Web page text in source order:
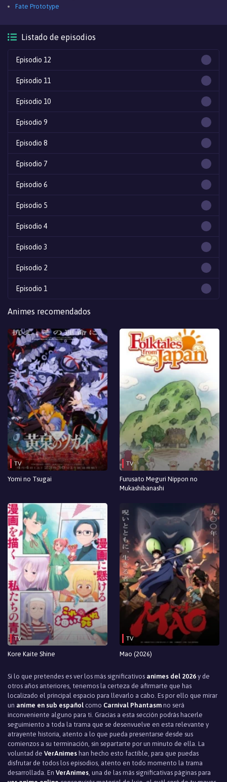
Fate Prototype
Listado de episodios
Episodio 12
Episodio 11
Episodio 10
Episodio 9
Episodio 8
Episodio 7
Episodio 6
Episodio 5
Episodio 4
Episodio 3
Episodio 2
Episodio 1
Animes recomendados
TV
Yomi no Tsugai
TV
Furusato Meguri Nippon no
Mukashibanashi
TV
Kore Kaite Shine
TV
Mao (2026)
Si lo que pretendes es ver los más significativos animes del 2026 y de
otros años anteriores, tenemos la certeza de afirmarte que has
localizado el principal espacio para llevarlo a cabo. Es por ello que mirar
un anime en sub español como Carnival Phantasm no será
inconveniente alguno para ti. Gracias a esta sección podrás hacerle
seguimiento a toda la trama que se desenvuelve en esta relevante y
atrayente historia, atento a lo que pueda presentarse desde sus
comienzos a su terminación, sin separtarte por un minuto de ella. La
voluntad de VerAnimes han hecho esto factible, para que puedas
disfrutar de todos los episodios, atento en todo momento la trama
desarrollada. En VerAnimes , una de las más significativas páginas para